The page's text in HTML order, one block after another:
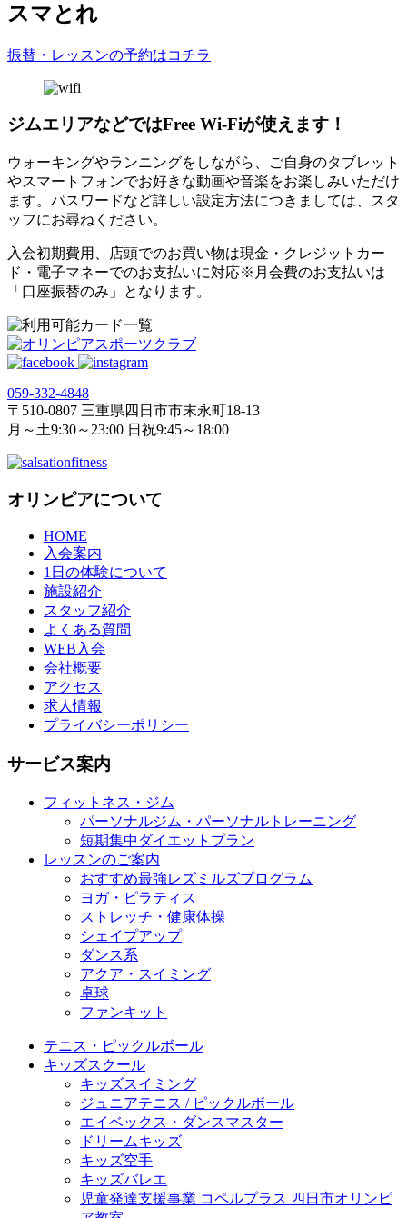
スマとれ
振替・レッスンの予約はコチラ
ジムエリアなどではFree Wi-Fiが使えます！
ウォーキングやランニングをしながら、ご自身のタブレット
やスマートフォンでお好きな動画や音楽をお楽しみいただけ
ます。パスワードなど詳しい設定方法につきましては、スタ
ッフにお尋ねください。
入会初期費用、店頭でのお買い物は現金・クレジットカー
ド・電子マネーでのお支払いに対応※月会費のお支払いは
「口座振替のみ」となります。
059‐332‐4848
〒510-0807 三重県四日市市末永町18‐13
月～土9:30～23:00 日祝9:45～18:00
オリンピアについて
HOME
入会案内
1日の体験について
施設紹介
スタッフ紹介
よくある質問
WEB入会
会社概要
アクセス
求人情報
プライバシーポリシー
サービス案内
フィットネス・ジム
パーソナルジム・パーソナルトレーニング
短期集中ダイエットプラン
レッスンのご案内
おすすめ最強レズミルズプログラム
ヨガ・ピラティス
ストレッチ・健康体操
シェイプアップ
ダンス系
アクア・スイミング
卓球
ファンキット
テニス・ピックルボール
キッズスクール
キッズスイミング
ジュニアテニス / ピックルボール
エイベックス・ダンスマスター
ドリームキッズ
キッズ空手
キッズバレエ
児童発達支援事業 コペルプラス 四日市オリンピ